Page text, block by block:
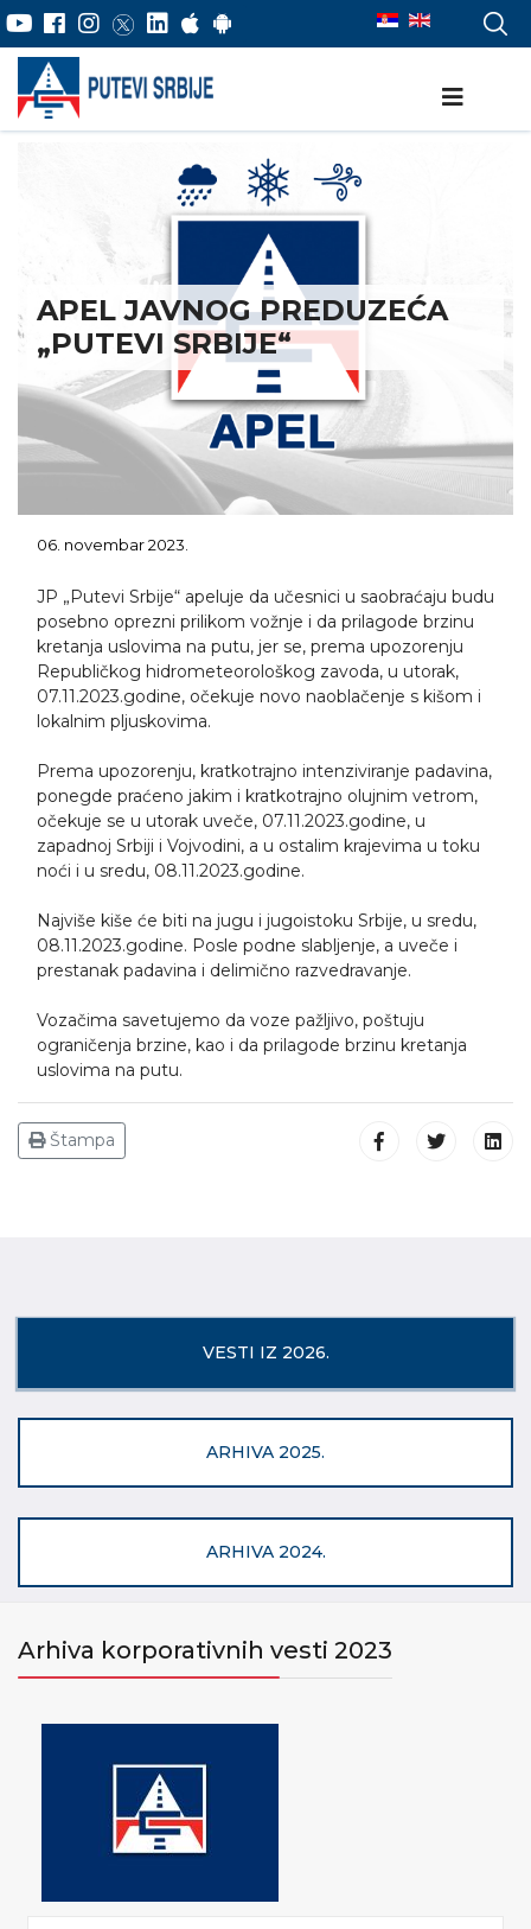
APEL JAVNOG PREDUZEĆA
„PUTEVI SRBIJE“
06. novembar 2023.
JP „Putevi Srbije“ apeluje da učesnici u saobraćaju budu
posebno oprezni prilikom vožnje i da prilagode brzinu
kretanja uslovima na putu, jer se, prema upozorenju
Republičkog hidrometeorološkog zavoda, u utorak,
07.11.2023.godine, očekuje novo naoblačenje s kišom i
lokalnim pljuskovima.
Prema upozorenju, kratkotrajno intenziviranje padavina,
ponegde praćeno jakim i kratkotrajno olujnim vetrom,
očekuje se u utorak uveče, 07.11.2023.godine, u
zapadnoj Srbiji i Vojvodini, a u ostalim krajevima u toku
noći i u sredu, 08.11.2023.godine.
Najviše kiše će biti na jugu i jugoistoku Srbije, u sredu,
08.11.2023.godine. Posle podne slabljenje, a uveče i
prestanak padavina i delimično razvedravanje.
Vozačima savetujemo da voze pažljivo, poštuju
ograničenja brzine, kao i da prilagode brzinu kretanja
uslovima na putu.
Štampa
VESTI IZ 2026.
ARHIVA 2025.
ARHIVA 2024.
Arhiva korporativnih vesti 2023